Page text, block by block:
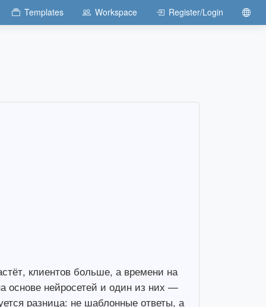
Templates Workspace Register/Login
клиентов больше, а времени на
основе нейросетей и один из них —
разница: не шаблонные ответы, а